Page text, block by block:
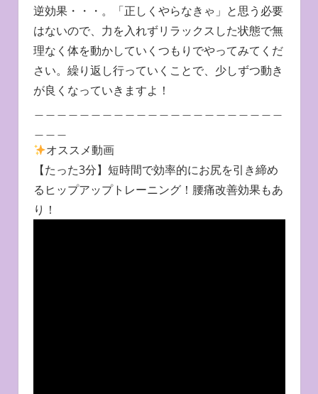
逆効果・・・。「正しくやらなきゃ」と思う必要
はないので、力を入れずリラックスした状態で無
理なく体を動かしていくつもりでやってみてくだ
さい。繰り返し行っていくことで、少しずつ動き
が良くなっていきますよ！
オススメ動画
【たった3分】短時間で効率的にお尻を引き締め
るヒップアップトレーニング！腰痛改善効果もあ
り！